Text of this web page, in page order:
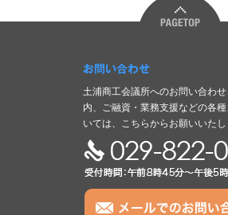
お問い合わせ
土浦商工会議所へのお問い合わ
内、ご融資・業務支援などの各
いては、こちらからお願いいたし
TEL:029-822-0391